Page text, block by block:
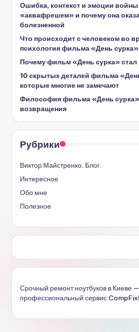
Ошибка, контекст и эмоции
«аквафрешем» и почему она
болезненной
Что происходит с человеком во
психология фильма «День сурка»
Почему фильм «День сурка»
10 скрытых деталей фильма
которые многие не замечают
Философия фильма «День
возвращения
Рубрики
Виктор Майстренко. Блог.
Интересное
Обо мне
Полезное
Срочный ремонт ноутбуков в Киеве
профессиональный сервис